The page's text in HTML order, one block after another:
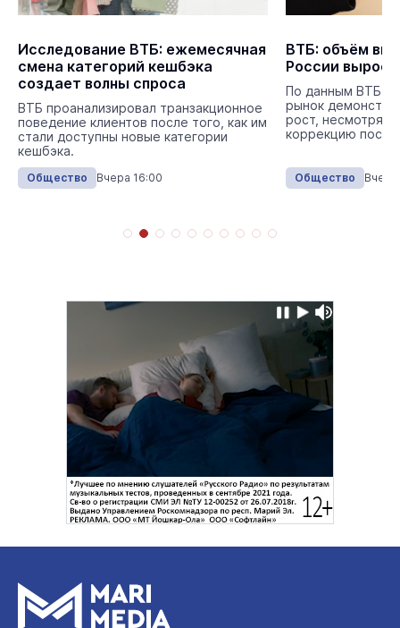
Исследование ВТБ: ежемесячная
смена категорий кешбэка
создает волны спроса
ВТБ проанализировал транзакционное
поведение клиентов после того, как им
стали доступны новые категории
кешбэка.
Общество Вчера 16:00
ВТБ: объём
России вырос
По данным ВТБ,
рынок
рост, несмотря
коррекцию
Общество Вчера